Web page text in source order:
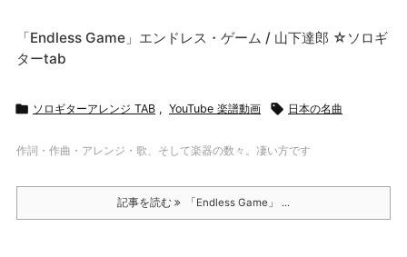
「Endless Game」エンドレス・ゲーム / 山下達郎 ☆ソロギ
ターtab
 ソロギターアレンジ TAB , YouTube 楽譜動画  日本の名曲
作詞・作曲・アレンジ・歌、そして楽器の数々。凄い方です
記事を読む 「Endless Game」 ...